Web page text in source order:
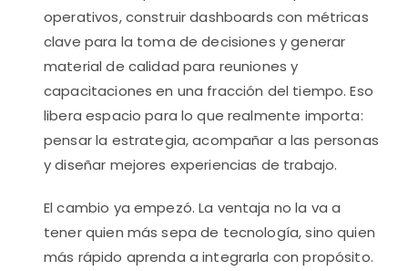
operativos, construir dashboards con métricas
clave para la toma de decisiones y generar
material de calidad para reuniones y
capacitaciones en una fracción del tiempo. Eso
libera espacio para lo que realmente importa:
pensar la estrategia, acompañar a las personas
y diseñar mejores experiencias de trabajo.
El cambio ya empezó. La ventaja no la va a
tener quien más sepa de tecnología, sino quien
más rápido aprenda a integrarla con propósito.